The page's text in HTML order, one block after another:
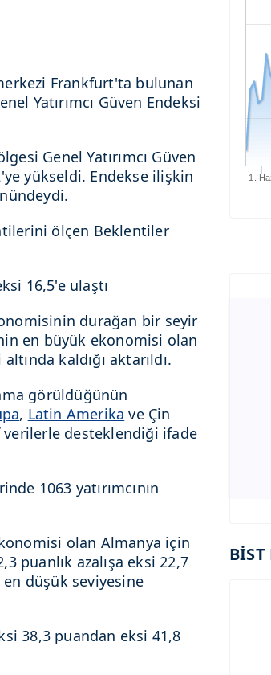
Frankfurt'ta bulunan
Yatırımcı Güven Endeksi
Genel Yatırımcı Güven
yükseldi. Endekse ilişkin
ölçen Beklentiler
16,5'e ulaştı
durağan bir seyir
en büyük ekonomisi olan
kaldığı aktarıldı.
görüldüğünün
, Latin Amerika ve Çin
desteklendiği ifade
1063 yatırımcının
olan Almanya için
puanlık azalışa eksi 22,7
düşük seviyesine
38,3 puandan eksi 41,8
1.